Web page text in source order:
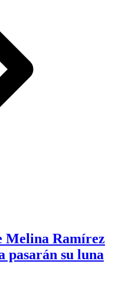
Melina Ramírez
pasarán su luna